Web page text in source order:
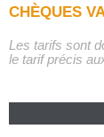
CHÈQUES
Les tarifs sont
le tarif précis